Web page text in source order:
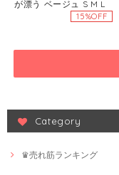
が漂う ベージュ S M L
15%OFF
Category
♛売れ筋ランキング